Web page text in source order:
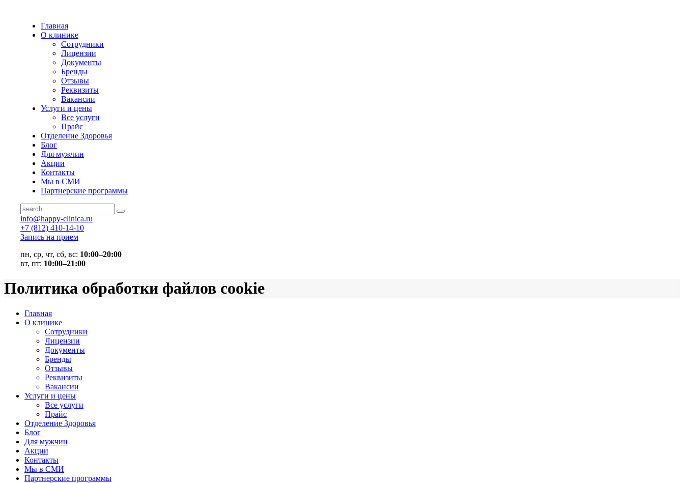
Главная
О клинике
Сотрудники
Лицензии
Документы
Бренды
Отзывы
Реквизиты
Вакансии
Услуги и цены
Все услуги
Прайс
Отделение Здоровья
Блог
Для мужчин
Акции
Контакты
Мы в СМИ
Партнерские программы
info@happy-clinica.ru
+7 (812) 410-14-10
Запись на прием
пн, ср, чт, сб, вс: 10:00–20:00
вт, пт: 10:00–21:00
Политика обработки файлов cookie
Главная
О клинике
Сотрудники
Лицензии
Документы
Бренды
Отзывы
Реквизиты
Вакансии
Услуги и цены
Все услуги
Прайс
Отделение Здоровья
Блог
Для мужчин
Акции
Контакты
Мы в СМИ
Партнерские программы